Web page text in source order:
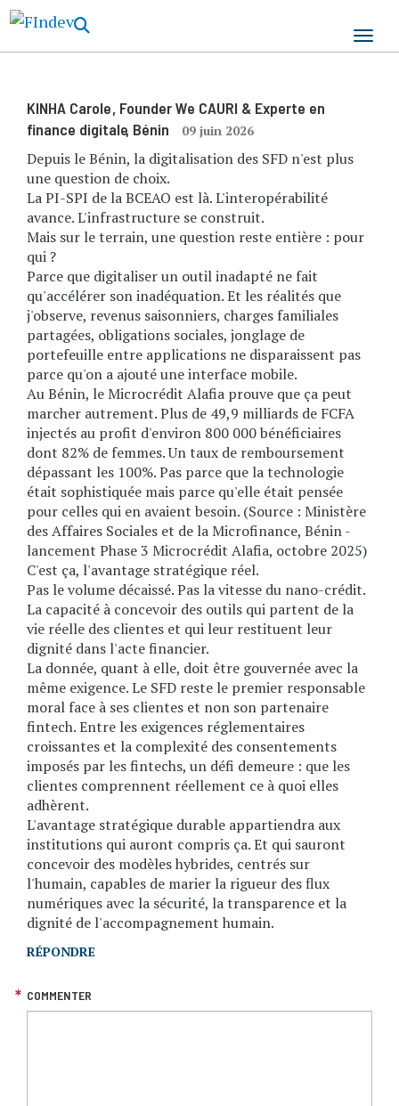
KINHA Carole, Founder We CAURI & Experte en
finance digitale, Bénin 09 juin 2026
Depuis le Bénin, la digitalisation des SFD n'est plus
une question de choix.
La PI-SPI de la BCEAO est là. L'interopérabilité
avance. L'infrastructure se construit.
Mais sur le terrain, une question reste entière : pour
qui ?
Parce que digitaliser un outil inadapté ne fait
qu'accélérer son inadéquation. Et les réalités que
j'observe, revenus saisonniers, charges familiales
partagées, obligations sociales, jonglage de
portefeuille entre applications ne disparaissent pas
parce qu'on a ajouté une interface mobile.
Au Bénin, le Microcrédit Alafia prouve que ça peut
marcher autrement. Plus de 49,9 milliards de FCFA
injectés au profit d'environ 800 000 bénéficiaires
dont 82% de femmes. Un taux de remboursement
dépassant les 100%. Pas parce que la technologie
était sophistiquée mais parce qu'elle était pensée
pour celles qui en avaient besoin. (Source : Ministère
des Affaires Sociales et de la Microfinance, Bénin -
lancement Phase 3 Microcrédit Alafia, octobre 2025)
C'est ça, l'avantage stratégique réel.
Pas le volume décaissé. Pas la vitesse du nano-crédit.
La capacité à concevoir des outils qui partent de la
vie réelle des clientes et qui leur restituent leur
dignité dans l'acte financier.
La donnée, quant à elle, doit être gouvernée avec la
même exigence. Le SFD reste le premier responsable
moral face à ses clientes et non son partenaire
fintech. Entre les exigences réglementaires
croissantes et la complexité des consentements
imposés par les fintechs, un défi demeure : que les
clientes comprennent réellement ce à quoi elles
adhèrent.
L'avantage stratégique durable appartiendra aux
institutions qui auront compris ça. Et qui sauront
concevoir des modèles hybrides, centrés sur
l'humain, capables de marier la rigueur des flux
numériques avec la sécurité, la transparence et la
dignité de l'accompagnement humain.
RÉPONDRE
COMMENTER